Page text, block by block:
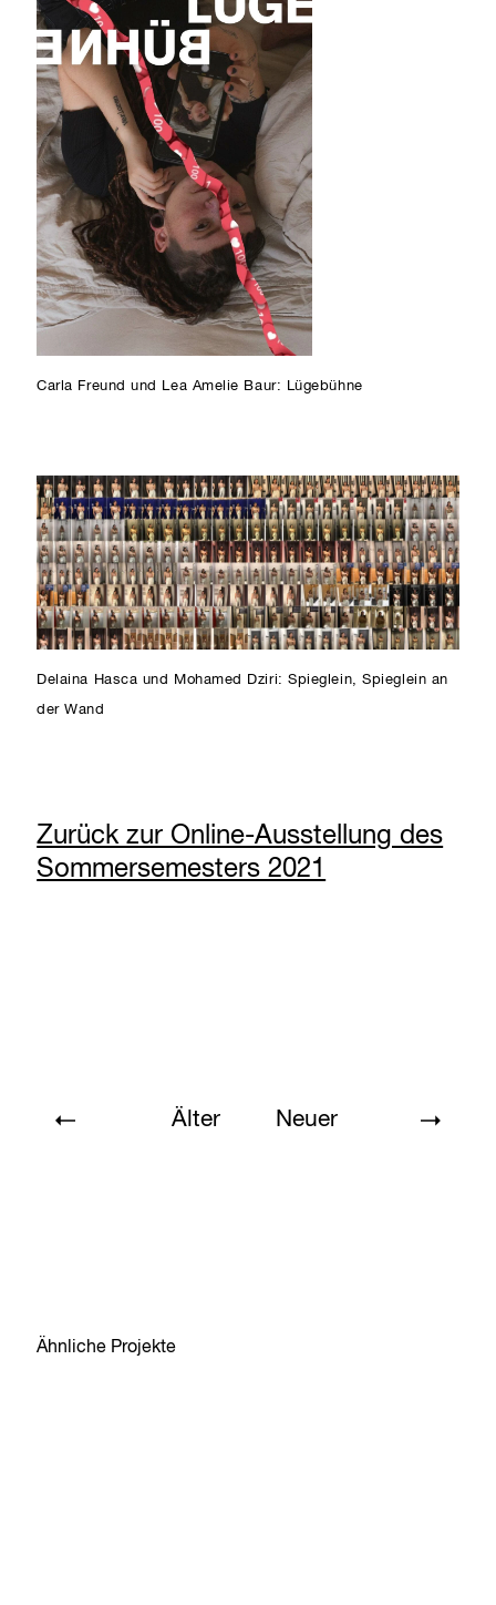
Carla Freund und Lea Amelie Baur: Lügebühne
Delaina Hasca und Mohamed Dziri: Spieglein, Spieglein an
der Wand
Zurück zur Online-Ausstellung des
Sommersemesters 2021
Älter Neuer
Ähnliche Projekte